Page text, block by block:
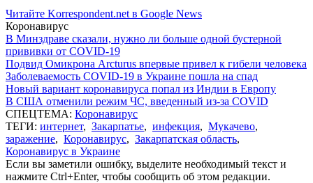
Читайте Korrespondent.net в Google News
Коронавирус
В Минздраве сказали, нужно ли больше одной бустерной
прививки от COVID-19
Подвид Омикрона Arcturus впервые привел к гибели человека
Заболеваемость COVID-19 в Украине пошла на спад
Новый вариант коронавируса попал из Индии в Европу
В США отменили режим ЧС, введенный из-за COVID
СПЕЦТЕМА: Коронавирус
ТЕГИ: интернет, Закарпатье, инфекция, Мукачево,
заражение, Коронавирус, Закарпатская область,
Коронавирус в Украине
Если вы заметили ошибку, выделите необходимый текст и
нажмите Ctrl+Enter, чтобы сообщить об этом редакции.